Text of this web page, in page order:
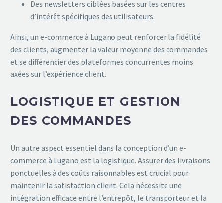
Des newsletters ciblées basées sur les centres
d’intérêt spécifiques des utilisateurs.
Ainsi, un e-commerce à Lugano peut renforcer la fidélité
des clients, augmenter la valeur moyenne des commandes
et se différencier des plateformes concurrentes moins
axées sur l’expérience client.
LOGISTIQUE ET GESTION
DES COMMANDES
Un autre aspect essentiel dans la conception d’un e-
commerce à Lugano est la logistique. Assurer des livraisons
ponctuelles à des coûts raisonnables est crucial pour
maintenir la satisfaction client. Cela nécessite une
intégration efficace entre l’entrepôt, le transporteur et la